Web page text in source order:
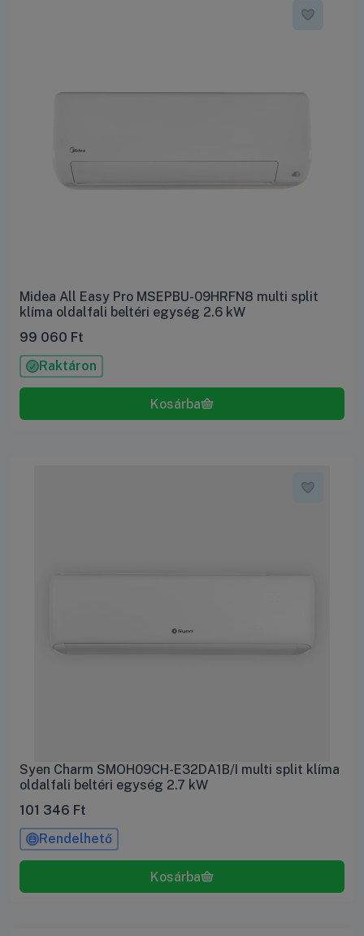
Midea All Easy Pro MSEPBU-09HRFN8 multi split
klíma oldalfali beltéri egység 2.6 kW
99 060 Ft
Raktáron
Syen Charm SMOH09CH-E32DA1B/I multi split klíma
oldalfali beltéri egység 2.7 kW
101 346 Ft
Rendelhető